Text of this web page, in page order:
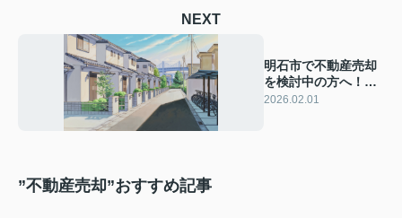
NEXT
明石市で不動産売却
を検討中の方へ！成
功事例を参考に高く
2026.02.01
”不動産売却”おすすめ記事